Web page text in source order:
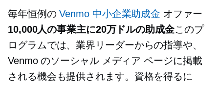
毎年恒例のVenmo 中小企業助成金 オファー
10,000人の事業主に20万ドルの助成金このプ
ログラムでは、業界リーダーからの指導や、
Venmo のソーシャル メディア ページに掲載
される機会も提供されます。資格を得るに